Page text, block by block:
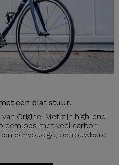
een plat stuur.
Origine. Met zijn high-end
met veel carbon
eenvoudige, betrouwbare